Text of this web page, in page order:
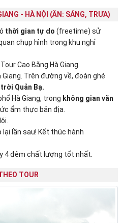
- HÀ NỘI (ĂN: SÁNG, TRƯA)
thời gian tự do (freetime) sử
chụp hình trong khu nghỉ
Cao Bằng Hà Giang.
Trên đường về, đoàn ghé
Quản Bạ.
Hà Giang, trong không gian văn
ẩm thực bản địa.
lần sau! Kết thúc hành
4 đêm chất lượng tốt nhất.
TOUR